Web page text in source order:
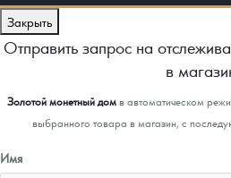
Закрыть
Отправить запрос на
в
Золотой монетный домв автоматическом
выбранного товара в магазин, с
Имя